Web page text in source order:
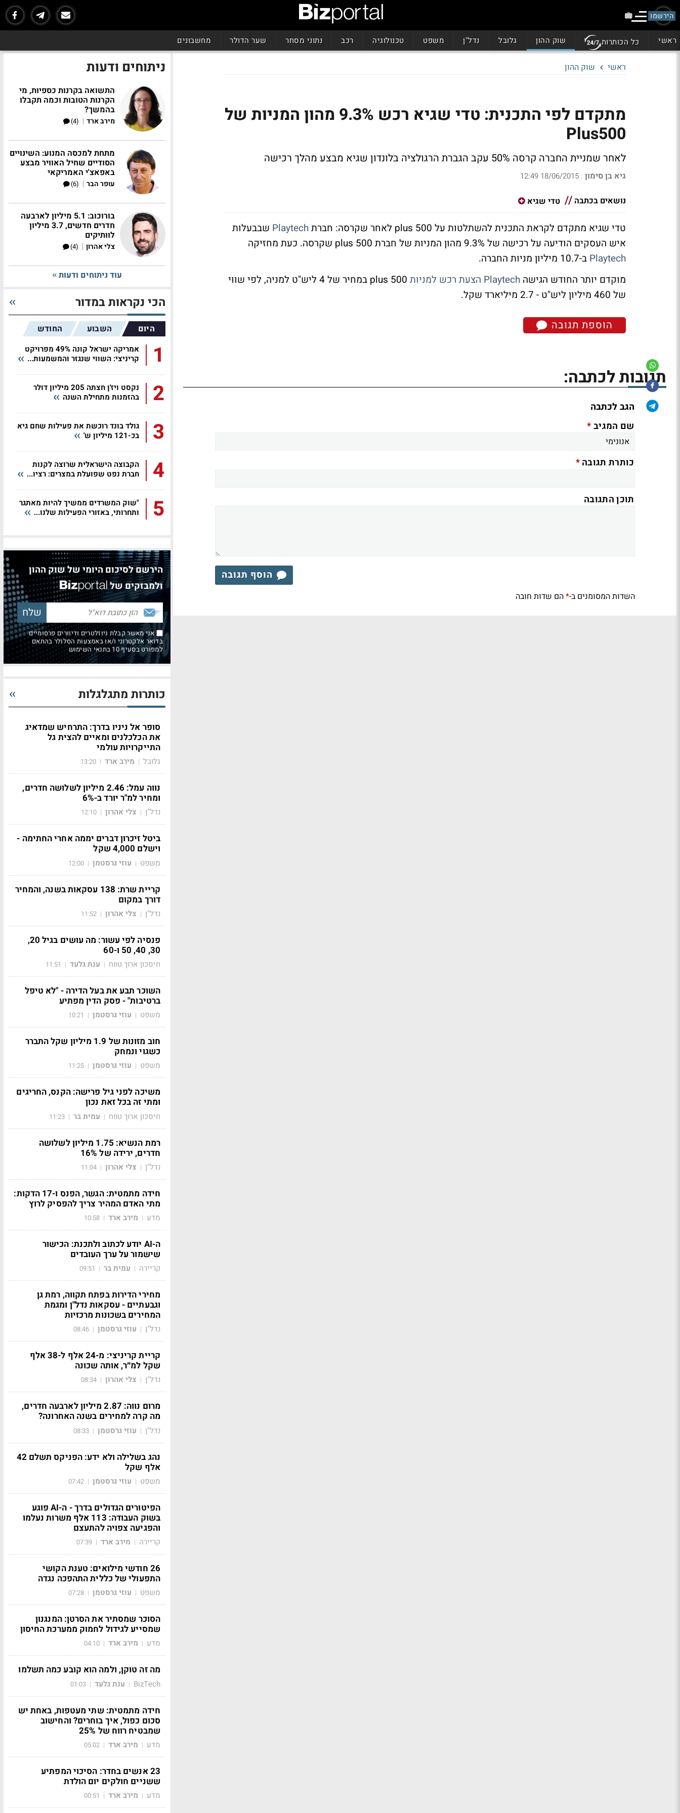
הירשמו
ראשי כל הכותרות שוק ההון גלובל נדל"ן משפט טכנולוגיה רכב נתוני מסחר שער הדולר מחשבונים
ראשי שוק ההון
מתקדם לפי התכנית: טדי שגיא רכש 9.3% מהון המניות של
Plus500
לאחר שמניית החברה קרסה 50% עקב הגברת הרגולציה בלונדון שגיא מבצע מהלך רכישה
גיא בן סימון |
18/06/2015 12:49
נושאים בכתבה טדי שגיא
טדי שגיא מתקדם לקראת התכנית להשתלטות על plus 500 לאחר שקרסה: חברת Playtech שבבעלות
איש העסקים הודיעה על רכישה של 9.3% מהון המניות של חברת plus 500 שקרסה. כעת מחזיקה
Playtech ב-10.7 מיליון מניות החברה.
מוקדם יותר החודש הגישה Playtech הצעת רכש למניות
plus 500 במחיר של 4 ליש"ט למניה, לפי שווי
של 460 מיליון ליש"ט - 2.7 מיליארד שקל.
הוספת תגובה
תגובות לכתבה:
הגב לכתבה
שם המגיב*
כותרת תגובה*
תוכן התגובה
הוסף תגובה
השדות המסומנים ב-*הם שדות חובה
ניתוחים ודעות
התשואה בקרנות כספיות, מי
הקרנות הטובות וכמה תקבלו
בהמשך?
מירב ארד |
(4)
מתחת למכסה המנוע: השינויים
הסודיים שחיל האוויר מבצע
באפאצ'י האמריקאי
עופר הבר |
(6)
בורוכוב: 5.1 מיליון לארבעה
חדרים חדשים, 3.7 מיליון
לוותיקים
צלי אהרון |
(4)
עוד ניתוחים ודעות
הכי נקראות במדור
היום השבוע החודש
1
אמריקה ישראל קונה 49% מפרויקט
קריניצי: השווי שנגזר והמשמעות...
2
נקסט ויז'ן חצתה 205 מיליון דולר
בהזמנות מתחילת השנה
3
גולד בונד רוכשת את פעילות שחם גיא
בכ-121 מיליון ש'
4
הקבוצה הישראלית שרוצה לקנות
חברת נפט שפועלת במצרים: רציו...
5
"שוק המשרדים ממשיך להיות מאתגר
ותחרותי, באזורי הפעילות שלנו...
הירשם לסיכום היומי של שוק ההון
ולמבזקים של
אני מאשר קבלת ניוזלטרים ודיוורים פרסומיים
בדואר אלקטרוני ו/או באמצעות הסלולר בהתאם
למפורט בסעיף 10 בתנאי השימוש
כותרות מתגלגלות
סופר אל ניניו בדרך: התרחיש שמדאיג
את הכלכלנים ומאיים להצית גל
התייקרויות עולמי
גלובל | מירב ארד |
13:20
נווה עמל: 2.46 מיליון לשלושה חדרים,
ומחיר למ"ר יורד ב-6%
נדל"ן | צלי אהרון |
12:10
ביטל זיכרון דברים יממה אחרי החתימה -
וישלם 4,000 שקל
משפט | עוזי גרסטמן |
12:00
קריית שרת: 138 עסקאות בשנה, והמחיר
דורך במקום
נדל"ן | צלי אהרון |
11:52
פנסיה לפי עשור: מה עושים בגיל 20,
30, 40, 50 ו-60
חיסכון ארוך טווח | ענת גלעד |
11:51
השוכר תבע את בעל הדירה - "לא טיפל
ברטיבות" - פסק הדין מפתיע
משפט | עוזי גרסטמן |
10:21
חוב מזונות של 1.9 מיליון שקל התברר
כשגוי ונמחק
משפט | עוזי גרסטמן |
11:25
משיכה לפני גיל פרישה: הקנס, החריגים
ומתי זה בכל זאת נכון
חיסכון ארוך טווח | עמית בר |
11:23
רמת הנשיא: 1.75 מיליון לשלושה
חדרים, ירידה של 16%
נדל"ן | צלי אהרון |
11:04
חידה מתמטית: הגשר, הפנס ו-17 הדקות:
מתי האדם המהיר צריך להפסיק לרוץ
מדע | מירב ארד |
10:58
ה-AI יודע לכתוב ולתכנת: הכישור
שישמור על ערך העובדים
קריירה | עמית בר |
09:51
מחירי הדירות בפתח תקווה, רמת גן
וגבעתיים - עסקאות נדל"ן ומגמת
המחירים בשכונות מרכזיות
נדל"ן | עוזי גרסטמן |
08:46
קריית קריניצי: מ-24 אלף ל-38 אלף
שקל למ״ר, אותה שכונה
נדל"ן | צלי אהרון |
08:34
מרום נווה: 2.87 מיליון לארבעה חדרים,
מה קרה למחירים בשנה האחרונה?
נדל"ן | עוזי גרסטמן |
08:33
נהג בשלילה ולא ידע: הפניקס תשלם 42
אלף שקל
משפט | עוזי גרסטמן |
07:42
הפיטורים הגדולים בדרך - ה-AI פוגע
בשוק העבודה: 113 אלף משרות נעלמו
והפגיעה צפויה להתעצם
קריירה | מירב ארד |
07:39
26 חודשי מילואים: טענת הקושי
התפעולי של כללית התהפכה נגדה
משפט | עוזי גרסטמן |
07:28
הסוכר שמסתיר את הסרטן: המנגנון
שמסייע לגידול לחמוק ממערכת החיסון
מדע | מירב ארד |
04:10
מה זה טוקן, ולמה הוא קובע כמה תשלמו
BizTech
| ענת גלעד |
01:03
חידה מתמטית: שתי מעטפות, באחת יש
סכום כפול, איך בוחרים? והחישוב
שמבטיח רווח של 25%
מדע | מירב ארד |
05:02
23 אנשים בחדר: הסיכוי המפתיע
ששניים חולקים יום הולדת
מדע | מירב ארד |
00:51